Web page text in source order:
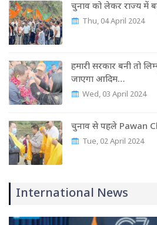
चुनाव को लेकर राज्‍य में
Thu, 04 April 2024
हमारी सरकार बनी तो
जाएगा आदिम…
Wed, 03 April 2024
चुनाव से पहले Pawan
Tue, 02 April 2024
International News